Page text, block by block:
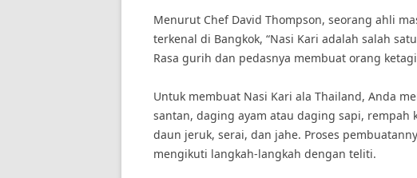
Menurut Chef David Thompson, seorang ahli
terkenal di Bangkok, “Nasi Kari adalah salah
Rasa gurih dan pedasnya membuat orang
Untuk membuat Nasi Kari ala Thailand, Anda
santan, daging ayam atau daging sapi,
daun jeruk, serai, dan jahe. Proses
mengikuti langkah-langkah dengan teliti.